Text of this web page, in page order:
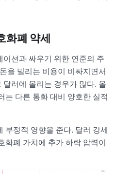
화폐 약세
션과 싸우기 위한 연준의 주
을 빌리는 비용이 비싸지면서
러에 몰리는 경우가 많다. 올
는 다른 통화 대비 양호한 실적
부정적 영향을 준다. 달러 강세
화폐 가치에 추가 하락 압력이